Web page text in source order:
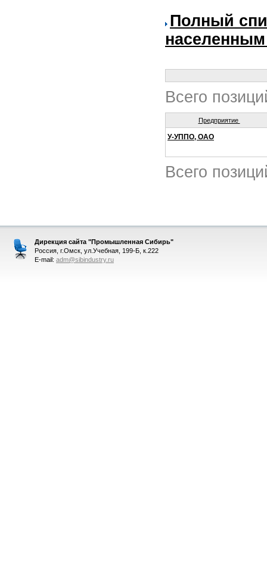
Полный
Всего
Предприятие
У-УППО, ОАО
Всего
Дирекция сайта "Промышленная Сибирь"
Россия, г.Омск, ул.Учебная, 199-Б, к.222
E-mail: adm@sibindustry.ru